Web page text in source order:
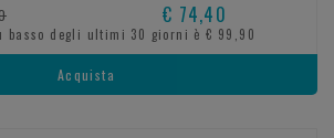
€ 74,40
basso degli ultimi 30 giorni è € 99,90
Acquista